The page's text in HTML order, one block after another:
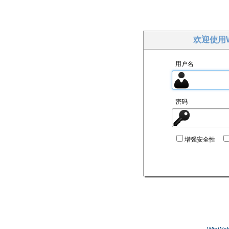
欢迎使用
用户名
密码
增强安全性